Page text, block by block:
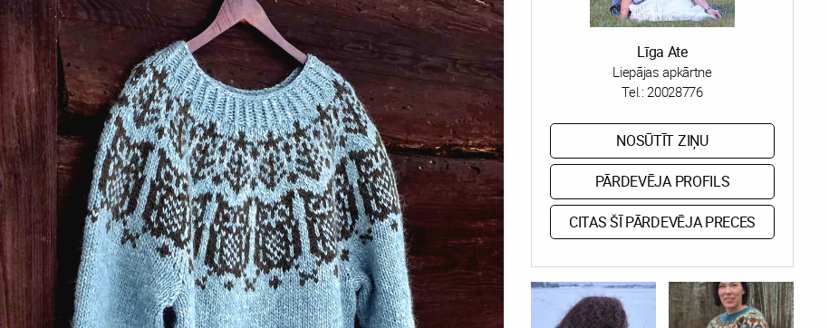
Līga Ate
Liepājas apkārtne
Tel.:20028776
NOSŪTĪT ZIŅU
PĀRDEVĒJA PROFILS
CITAS ŠĪ PĀRDEVĒJA PRECES